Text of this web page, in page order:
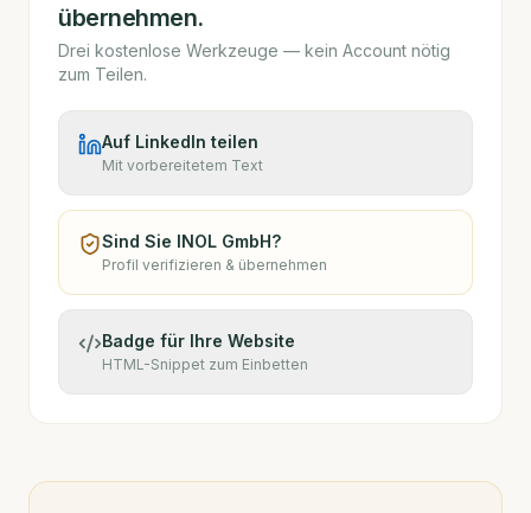
übernehmen.
Drei kostenlose Werkzeuge — kein Account nötig
zum Teilen.
Auf LinkedIn teilen
Mit vorbereitetem Text
Sind Sie INOL GmbH?
Profil verifizieren & übernehmen
Badge für Ihre Website
HTML-Snippet zum Einbetten